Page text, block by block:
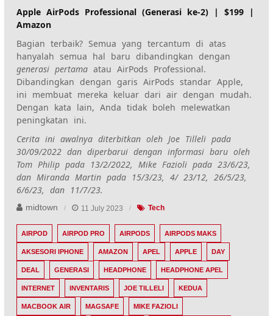
Apple AirPods Professional (Generasi ke-2) | $199 |
Amazon
Bagian terbaik? Semua yang tercantum di atas
hanyalah semua hal baru dibandingkan dengan
generasi pertamaatau AirPods Professional.
Dibandingkan dengan garis AirPods standar Apple,
ini membuat mereka keluar dari air dengan mudah.
Dengan kata lain, Anda tidak boleh melewatkan
peningkatan ini.
Cerita ini awalnya diterbitkan oleh Joe Tilleli pada
30/09/2022 dan diperbarui dengan informasi baru oleh
Tom Philip pada 13/2/2022, Mike Fazioli pada 23/6/23,
dan Miranda Martin pada 15/3/23, 4/ 23/12, 26/5/23,
6/6/23, dan 11/7/23.
midtown 11 July 2023 Tech
AIRPOD AIRPOD PRO AIRPODS AIRPODS MAKS
AKSESORI IPHONE AMAZON APEL APPLE DAY
DEAL GENERASI HEADPHONE HEADPHONE APEL
INTERNET INVENTARIS JOE TILLELI KEDUA
MACBOOK AIR MAGSAFE MIKE FAZIOLI